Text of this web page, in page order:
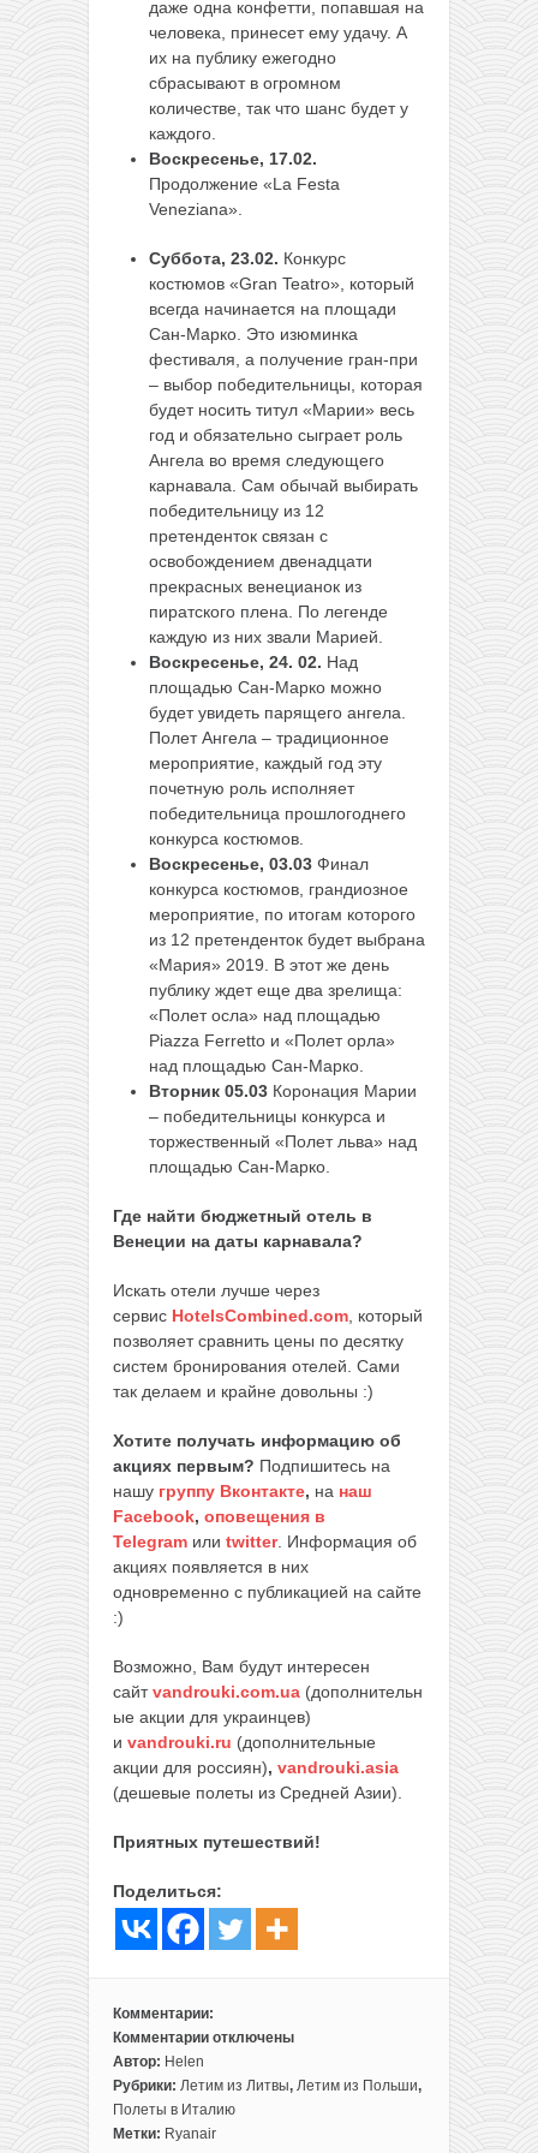
даже одна конфетти, попавшая на
человека, принесет ему удачу. А
их на публику ежегодно
сбрасывают в огромном
количестве, так что шанс будет у
каждого.
Воскресенье, 17.02.
Продолжение «La Festa
Veneziana».
Суббота, 23.02. Конкурс
костюмов «Gran Teatro», который
всегда начинается на площади
Сан-Марко. Это изюминка
фестиваля, а получение гран-при
– выбор победительницы, которая
будет носить титул «Марии» весь
год и обязательно сыграет роль
Ангела во время следующего
карнавала. Сам обычай выбирать
победительницу из 12
претенденток связан с
освобождением двенадцати
прекрасных венецианок из
пиратского плена. По легенде
каждую из них звали Марией.
Воскресенье, 24. 02. Над
площадью Сан-Марко можно
будет увидеть парящего ангела.
Полет Ангела – традиционное
мероприятие, каждый год эту
почетную роль исполняет
победительница прошлогоднего
конкурса костюмов.
Воскресенье, 03.03 Финал
конкурса костюмов, грандиозное
мероприятие, по итогам которого
из 12 претенденток будет выбрана
«Мария» 2019. В этот же день
публику ждет еще два зрелища:
«Полет осла» над площадью
Piazza Ferretto и «Полет орла»
над площадью Сан-Марко.
Вторник 05.03 Коронация Марии
– победительницы конкурса и
торжественный «Полет льва» над
площадью Сан-Марко.
Где найти бюджетный отель в
Венеции на даты карнавала?
Искать отели лучше через
сервис HotelsCombined.com , который
позволяет сравнить цены по десятку
систем бронирования отелей. Сами
так делаем и крайне довольны :)
Хотите получать информацию об
акциях первым? Подпишитесь на
нашу группу Вконтакте, на наш
Facebook, оповещения в
Telegram или twitter. Информация об
акциях появляется в них
одновременно с публикацией на сайте
:)
Возможно, Вам будут интересен
сайтvandrouki.com.ua (дополнительн
ые акции для украинцев)
и vandrouki.ru (дополнительные
акции для россиян), vandrouki.asia
(дешевые полеты из Средней Азии).
Приятных путешествий!
Поделиться:
Комментарии:
Комментарии
к
записи
Из
Вильнюса
отключены
Автор: Helen
Рубрики: Летим из Литвы, Летим из Польши,
Полеты в Италию
Метки: Ryanair